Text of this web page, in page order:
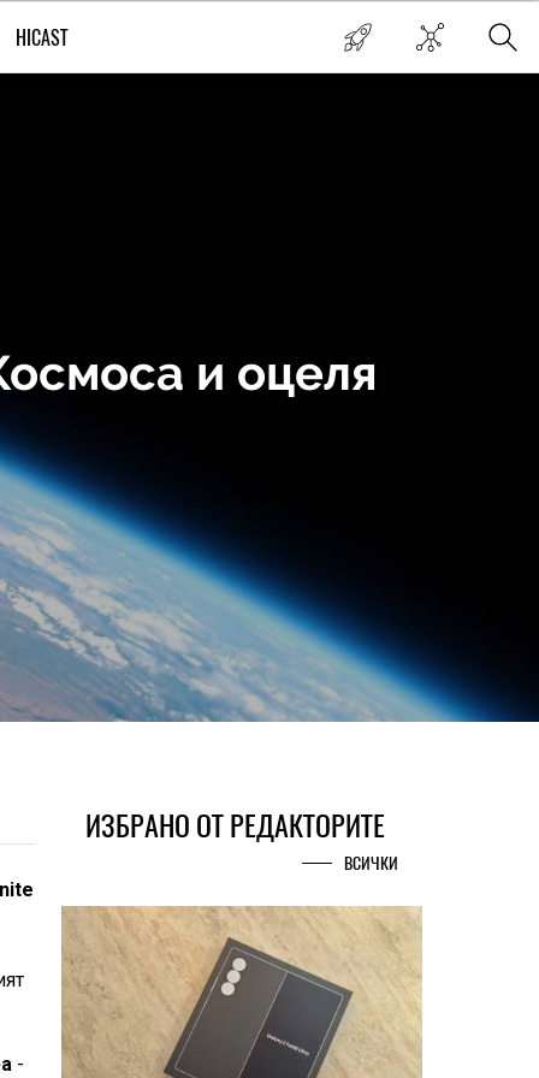
HICAST
и оцеля
-
ИЗБРАНО ОТ РЕДАКТОРИТЕ
ВСИЧКИ